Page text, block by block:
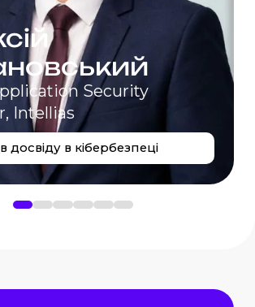
Security
Intellias
досвіду в кібербезпеці